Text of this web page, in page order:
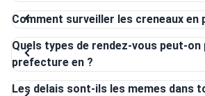
Comment surveiller les creneaux en
Quels types de rendez-vous peut-on
prefecture en ?
Les delais sont-ils les memes dans